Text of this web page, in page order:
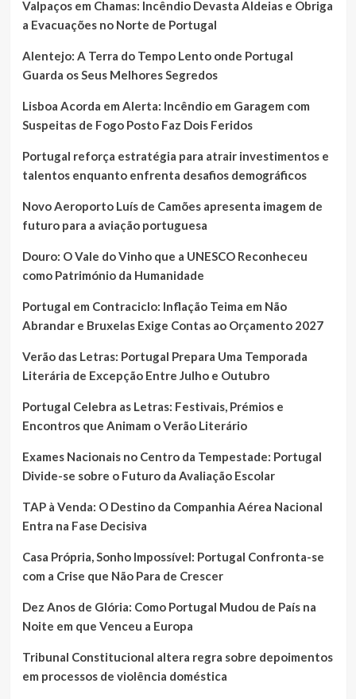
Valpaços em Chamas: Incêndio Devasta Aldeias e Obriga
a Evacuações no Norte de Portugal
Alentejo: A Terra do Tempo Lento onde Portugal
Guarda os Seus Melhores Segredos
Lisboa Acorda em Alerta: Incêndio em Garagem com
Suspeitas de Fogo Posto Faz Dois Feridos
Portugal reforça estratégia para atrair investimentos e
talentos enquanto enfrenta desafios demográficos
Novo Aeroporto Luís de Camões apresenta imagem de
futuro para a aviação portuguesa
Douro: O Vale do Vinho que a UNESCO Reconheceu
como Património da Humanidade
Portugal em Contraciclo: Inflação Teima em Não
Abrandar e Bruxelas Exige Contas ao Orçamento 2027
Verão das Letras: Portugal Prepara Uma Temporada
Literária de Excepção Entre Julho e Outubro
Portugal Celebra as Letras: Festivais, Prémios e
Encontros que Animam o Verão Literário
Exames Nacionais no Centro da Tempestade: Portugal
Divide-se sobre o Futuro da Avaliação Escolar
TAP à Venda: O Destino da Companhia Aérea Nacional
Entra na Fase Decisiva
Casa Própria, Sonho Impossível: Portugal Confronta-se
com a Crise que Não Para de Crescer
Dez Anos de Glória: Como Portugal Mudou de País na
Noite em que Venceu a Europa
Tribunal Constitucional altera regra sobre depoimentos
em processos de violência doméstica